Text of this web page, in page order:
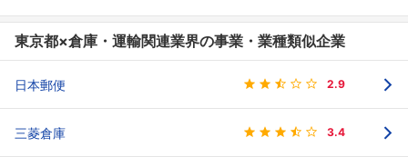
東京都×倉庫・運輸関連業界の事業・業種類似企業
日本郵便 2.9
三菱倉庫 3.4